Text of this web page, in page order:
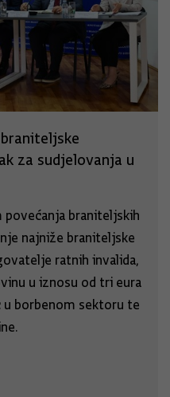
za sudjelovanja u
povećanja braniteljskih
najniže braniteljske
ratnih invalida,
u iznosu od tri eura
u borbenom sektoru te